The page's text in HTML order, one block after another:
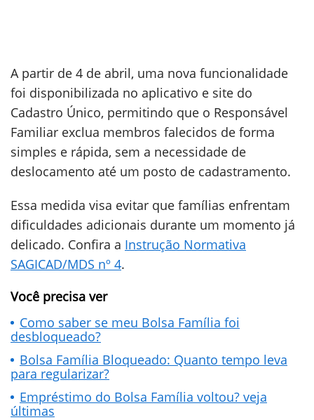
A partir de 4 de abril, uma nova funcionalidade
foi disponibilizada no aplicativo e site do
Cadastro Único, permitindo que o Responsável
Familiar exclua membros falecidos de forma
simples e rápida, sem a necessidade de
deslocamento até um posto de cadastramento.
Essa medida visa evitar que famílias enfrentam
dificuldades adicionais durante um momento já
delicado. Confira a Instrução Normativa
SAGICAD/MDS nº 4.
Você precisa ver
Como saber se meu Bolsa Família foi
desbloqueado?
Bolsa Família Bloqueado: Quanto tempo leva
para regularizar?
Empréstimo do Bolsa Família voltou? veja
últimas